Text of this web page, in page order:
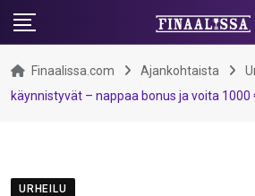
Skip
content
Finaalissa.com Ajankohtaista
käynnistyvät – nappaa bonus ja voita 1000
URHEILU